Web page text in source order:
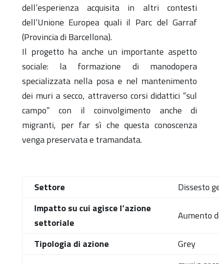
dell’esperienza acquisita in altri contesti
dell’Unione Europea quali il Parc del Garraf
(Provincia di Barcellona).
Il progetto ha anche un importante aspetto
sociale: la formazione di manodopera
specializzata nella posa e nel mantenimento
dei muri a secco, attraverso corsi didattici “sul
campo” con il coinvolgimento anche di
migranti, per far sì che questa conoscenza
venga preservata e tramandata.
Settore
Dissesto
Impatto su cui agisce l’azione
settoriale
Aumento
Tipologia di azione
Grey